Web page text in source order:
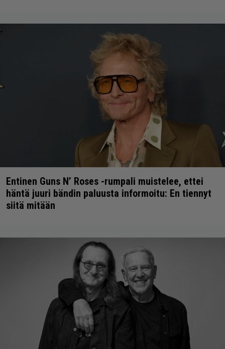
Entinen Guns N’ Roses -rumpali muistelee, ettei
häntä juuri bändin paluusta informoitu: En tiennyt
siitä mitään